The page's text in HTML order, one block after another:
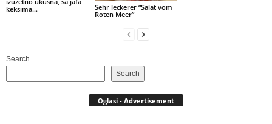
keksima…
Sehr leckerer “Salat vom
Roten Meer”
Search
Search
Oglasi - Advertisement